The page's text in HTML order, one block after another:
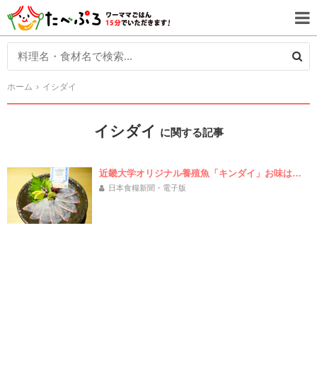
ホーム イシダイ
イシダイ に関する記事
近畿大学オリジナル養殖魚「キンダイ」お味は…
日本食糧新聞・電子版